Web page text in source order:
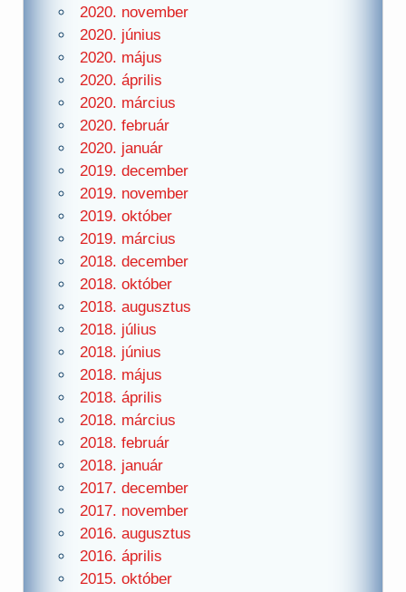
2020. november
2020. június
2020. május
2020. április
2020. március
2020. február
2020. január
2019. december
2019. november
2019. október
2019. március
2018. december
2018. október
2018. augusztus
2018. július
2018. június
2018. május
2018. április
2018. március
2018. február
2018. január
2017. december
2017. november
2016. augusztus
2016. április
2015. október